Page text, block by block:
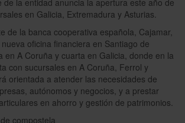
de la entidad anuncia la apertura este año de
en Galicia, Extremadura y Asturias.
de la banca cooperativa española, Cajamar,
oficina financiera en Santiago de
en A Coruña y cuarta en Galicia, donde en la
con sucursales en A Coruña, Ferrol y
orientada a atender las necesidades de
autónomos y negocios, y a prestar
en ahorro y gestión de patrimonios.